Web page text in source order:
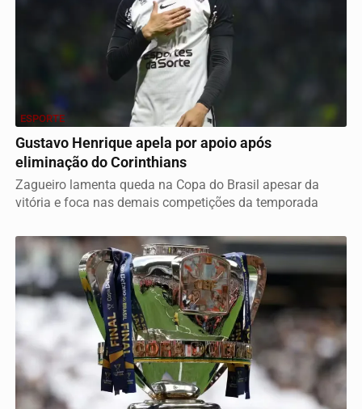
ESPORTE
Gustavo Henrique apela por apoio após
eliminação do Corinthians
Zagueiro lamenta queda na Copa do Brasil apesar da
vitória e foca nas demais competições da temporada